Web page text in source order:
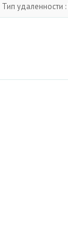
Тип удаленности :